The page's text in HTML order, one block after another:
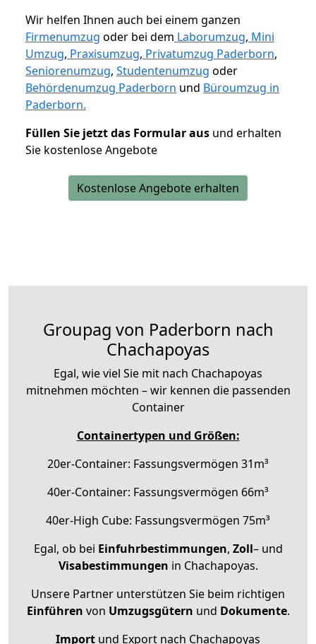
Wir helfen Ihnen auch bei einem ganzen
Firmenumzug oder bei dem Laborumzug, Mini
Umzug, Praxisumzug, Privatumzug Paderborn,
Seniorenumzug, Studentenumzug oder
Behördenumzug Paderborn und Büroumzug in
Paderborn.
Füllen Sie jetzt das Formular aus und erhalten
Sie kostenlose Angebote
Kostenlose Angebote erhalten
Groupag von Paderborn nach
Chachapoyas
Egal, wie viel Sie mit nach Chachapoyas
mitnehmen möchten – wir kennen die passenden
Container
Containertypen und Größen:
20er-Container: Fassungsvermögen 31m³
40er-Container: Fassungsvermögen 66m³
40er-High Cube: Fassungsvermögen 75m³
Egal, ob bei Einfuhrbestimmungen, Zoll– und
Visabestimmungen in Chachapoyas.
Unsere Partner unterstützen Sie beim richtigen
Einführen von Umzugsgütern und Dokumente.
Import und Export nach Chachapoyas